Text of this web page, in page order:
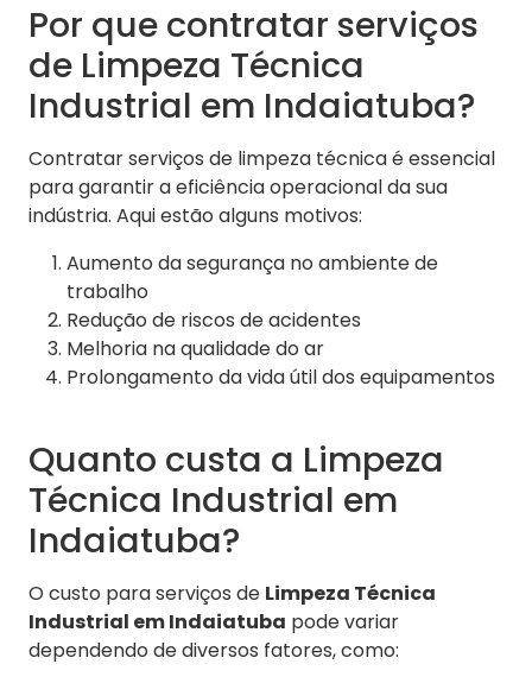
Por que contratar serviços
de Limpeza Técnica
Industrial em Indaiatuba?
Contratar serviços de limpeza técnica é essencial
para garantir a eficiência operacional da sua
indústria. Aqui estão alguns motivos:
Aumento da segurança no ambiente de
trabalho
Redução de riscos de acidentes
Melhoria na qualidade do ar
Prolongamento da vida útil dos equipamentos
Quanto custa a Limpeza
Técnica Industrial em
Indaiatuba?
O custo para serviços de Limpeza Técnica
Industrial em Indaiatuba pode variar
dependendo de diversos fatores, como: